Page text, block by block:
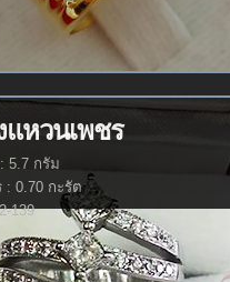
แหวนเพชร
5.7 กรัม
: 0.70 กะรัต
139